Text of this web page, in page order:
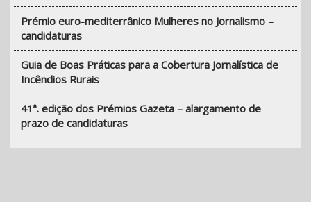
Prémio euro-mediterrânico Mulheres no Jornalismo –
candidaturas
Guia de Boas Práticas para a Cobertura Jornalística de
Incêndios Rurais
41ª. edição dos Prémios Gazeta – alargamento de
prazo de candidaturas